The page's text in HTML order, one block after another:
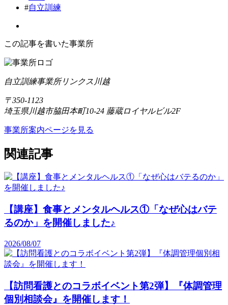
#自立訓練
この記事を書いた事業所
自立訓練事業所リンクス川越
〒350-1123
埼玉県川越市脇田本町10-24 藤蔵ロイヤルビル2F
事業所案内ページを見る
関連記事
【講座】食事とメンタルヘルス①「なぜ心はバテ
るのか」を開催しました♪
2026/08/07
【訪問看護とのコラボイベント第2弾】『体調管理
個別相談会』を開催します！